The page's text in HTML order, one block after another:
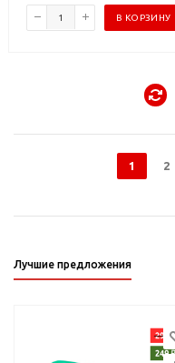
В КОРЗИНУ
1 2
Лучшие предложения